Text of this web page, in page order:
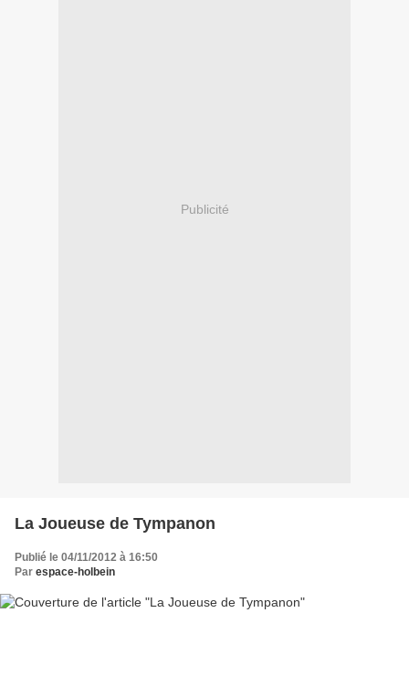
Publicité
La Joueuse de Tympanon
Publié le 04/11/2012 à 16:50
Par espace-holbein